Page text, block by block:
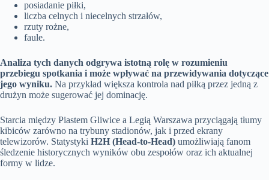
posiadanie piłki,
liczba celnych i niecelnych strzałów,
rzuty rożne,
faule.
Analiza tych danych odgrywa istotną rolę w rozumieniu
przebiegu spotkania i może wpływać na przewidywania dotyczące
jego wyniku. Na przykład większa kontrola nad piłką przez jedną z
drużyn może sugerować jej dominację.
Starcia między Piastem Gliwice a Legią Warszawa przyciągają tłumy
kibiców zarówno na trybuny stadionów, jak i przed ekrany
telewizorów. Statystyki H2H (Head-to-Head) umożliwiają fanom
śledzenie historycznych wyników obu zespołów oraz ich aktualnej
formy w lidze.